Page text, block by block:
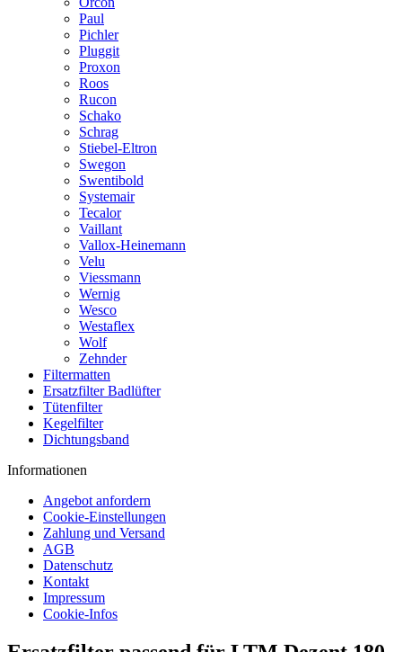
Paul
Pichler
Pluggit
Proxon
Roos
Rucon
Schako
Schrag
Stiebel-Eltron
Swegon
Swentibold
Systemair
Tecalor
Vaillant
Vallox-Heinemann
Velu
Viessmann
Wernig
Wesco
Westaflex
Wolf
Zehnder
Filtermatten
Ersatzfilter Badlüfter
Tütenfilter
Kegelfilter
Dichtungsband
Informationen
Angebot anfordern
Cookie-Einstellungen
Zahlung und Versand
AGB
Datenschutz
Kontakt
Impressum
Cookie-Infos